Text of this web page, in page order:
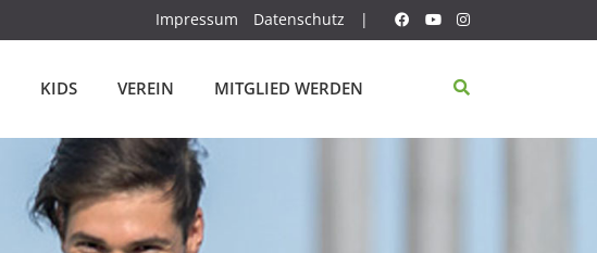
Impressum Datenschutz |
KIDS VEREIN MITGLIED WERDEN